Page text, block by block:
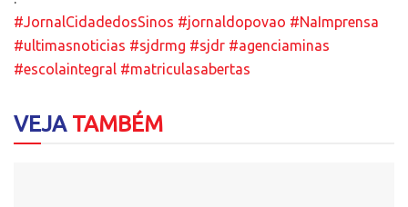
#JornalCidadedosSinos #jornaldopovao #NaImprensa
#ultimasnoticias #sjdrmg #sjdr #agenciaminas
#escolaintegral #matriculasabertas
VEJATAMBÉM